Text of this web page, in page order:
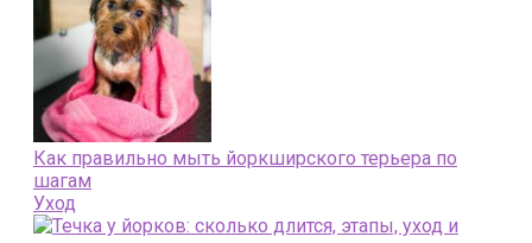
Как правильно мыть йоркширского терьера по
шагам
Уход